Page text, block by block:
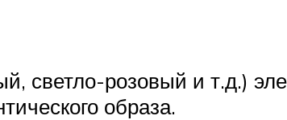
светло-розовый и т.д.)
образа.